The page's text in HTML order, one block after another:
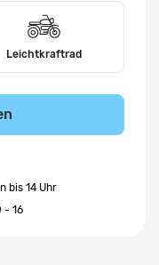
Leichtkraftrad
bis 14 Uhr
- 16